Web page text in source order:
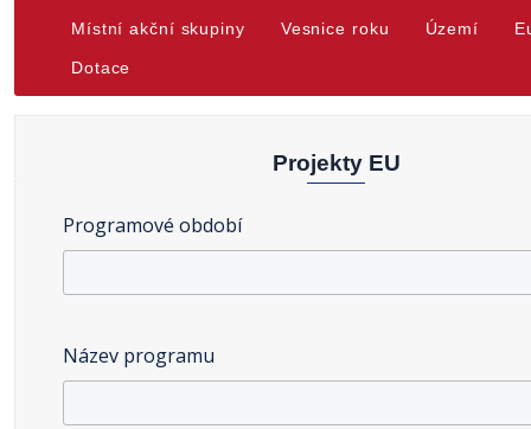
Místní akční skupiny Vesnice roku Území
Dotace
Projekty EU
Programové období
Název programu